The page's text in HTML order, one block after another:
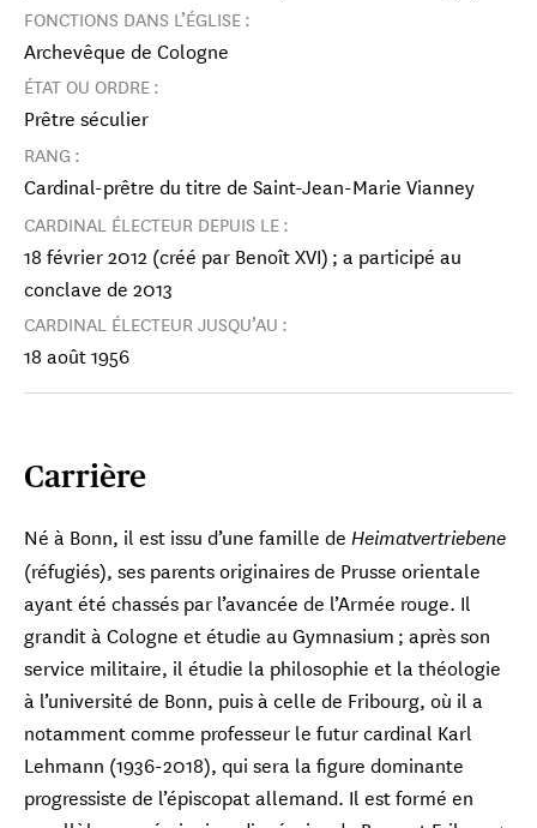
FONCTIONS DANS L’ÉGLISE :
Archevêque de Cologne
ÉTAT OU ORDRE :
Prêtre séculier
RANG :
Cardinal-prêtre du titre de Saint-Jean-Marie Vianney
CARDINAL ÉLECTEUR DEPUIS LE :
18 février 2012 (créé par Benoît XVI) ; a participé au
conclave de 2013
CARDINAL ÉLECTEUR JUSQU’AU :
18 août 1956
Carrière
Né à Bonn, il est issu d’une famille de Heimatvertriebene
(réfugiés), ses parents originaires de Prusse orientale
ayant été chassés par l’avancée de l’Armée rouge. Il
grandit à Cologne et étudie au Gymnasium ; après son
service militaire, il étudie la philosophie et la théologie
à l’université de Bonn, puis à celle de Fribourg, où il a
notamment comme professeur le futur cardinal Karl
Lehmann (1936-2018), qui sera la figure dominante
progressiste de l’épiscopat allemand. Il est formé en